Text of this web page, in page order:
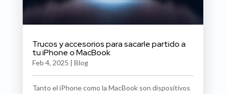
Trucos y accesorios para sacarle partido a
tu iPhone o MacBook
Feb 4, 2025 | Blog
Tanto el iPhone como la MacBook son dispositivos